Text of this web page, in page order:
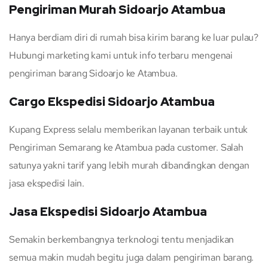
Pengiriman Murah Sidoarjo Atambua
Hanya berdiam diri di rumah bisa kirim barang ke luar pulau?
Hubungi marketing kami untuk info terbaru mengenai
pengiriman barang Sidoarjo ke Atambua.
Cargo Ekspedisi Sidoarjo Atambua
Kupang Express selalu memberikan layanan terbaik untuk
Pengiriman Semarang ke Atambua pada customer. Salah
satunya yakni tarif yang lebih murah dibandingkan dengan
jasa ekspedisi lain.
Jasa Ekspedisi Sidoarjo Atambua
Semakin berkembangnya terknologi tentu menjadikan
semua makin mudah begitu juga dalam pengiriman barang.